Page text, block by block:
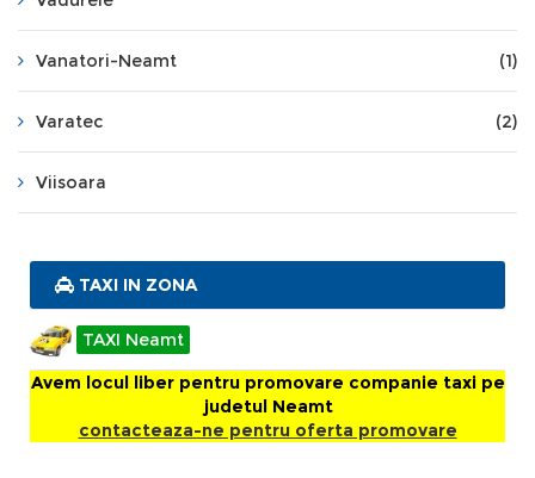
Vanatori-Neamt (1)
Varatec (2)
Viisoara
TAXI IN ZONA
TAXI Neamt
Avem locul liber pentru promovare companie taxi pe
judetul Neamt
contacteaza-ne pentru oferta promovare